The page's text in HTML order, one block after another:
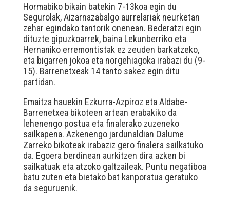
Hormabiko bikain batekin 7-13koa egin du
Segurolak, Aizarnazabalgo aurrelariak neurketan
zehar egindako tantorik onenean. Bederatzi egin
dituzte gipuzkoarrek, baina Lekunberriko eta
Hernaniko erremontistak ez zeuden barkatzeko,
eta bigarren jokoa eta norgehiagoka irabazi du (9-
15). Barrenetxeak 14 tanto sakez egin ditu
partidan.
Emaitza hauekin Ezkurra-Azpiroz eta Aldabe-
Barrenetxea bikoteen artean erabakiko da
lehenengo postua eta finalerako zuzeneko
sailkapena. Azkenengo jardunaldian Oalume
Zarreko bikoteak irabaziz gero finalera sailkatuko
da. Egoera berdinean aurkitzen dira azken bi
sailkatuak eta atzoko galtzaileak. Puntu negatiboa
batu zuten eta bietako bat kanporatua geratuko
da seguruenik.